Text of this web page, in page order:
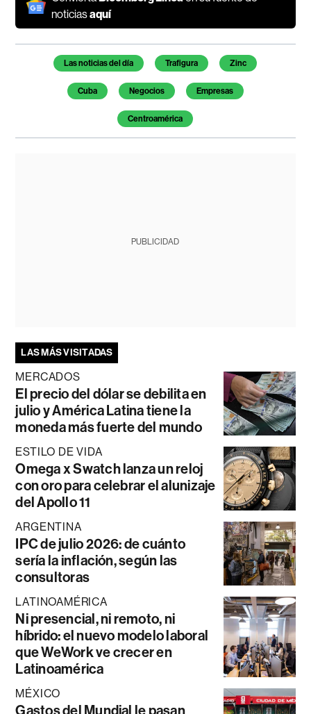
noticiasaquí
Temas de este artículo
Las noticias del día Trafigura Zinc
Cuba Negocios Empresas
Centroamérica
PUBLICIDAD
LAS MÁS VISITADAS
MERCADOS
El precio del dólar se debilita en
julio y América Latina tiene la
moneda más fuerte del mundo
ESTILO DE VIDA
Omega x Swatch lanza un reloj
con oro para celebrar el alunizaje
del Apollo 11
ARGENTINA
IPC de julio 2026: de cuánto
sería la inflación, según las
consultoras
LATINOAMÉRICA
Ni presencial, ni remoto, ni
híbrido: el nuevo modelo laboral
que WeWork ve crecer en
Latinoamérica
MÉXICO
Gastos del Mundial le pasan